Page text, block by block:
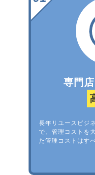
専門
長年リユースビジ
で、管理コストを
た管理コストはす